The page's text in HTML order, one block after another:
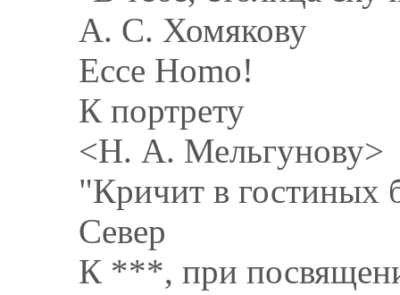
А. С. Хомякову
Ессе Homo!
К портрету
<Н. А. Мельгунову>
"Кричит в гостиных
Север
К ***, при